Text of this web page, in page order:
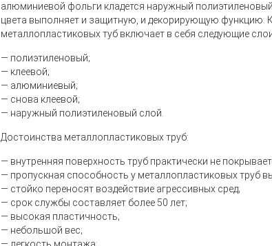
алюминиевой фольги кладется наружный
цвета выполняет и защитную, и декорирующую функцию.
металлопластиковых туб включает в себя следующие
— полиэтиленовый;
— клеевой;
— алюминиевый;
— снова клеевой;
— наружный полиэтиленовый слой.
Достоинства металлопластиковых труб:
— внутренняя поверхность труб практически не
— пропускная способность у металлопластиковых труб
— стойко переносят воздействие агрессивных сред;
— срок службы составляет более 50 лет;
— высокая пластичность;
— небольшой вес;